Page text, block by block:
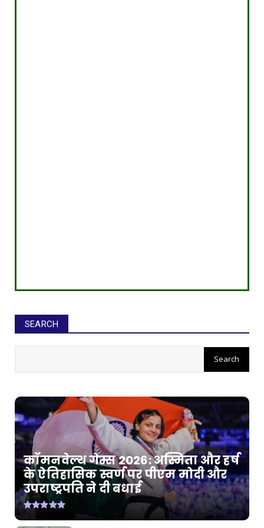
SEARCH
कॉमनवेल्थ गेम्स 2026: अस्मिता और हर्ष
के ऐतिहासिक स्वर्ण पर पीएम मोदी और
उपराष्ट्रपति ने दी बधाई